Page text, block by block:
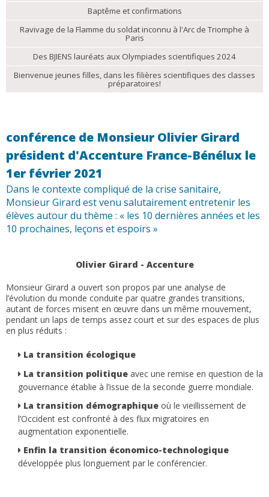
Baptême et confirmations
Ravivage de la Flamme du soldat inconnu à l'Arc de Triomphe à
Paris
Des BJIENS lauréats aux Olympiades scientifiques 2024
Bienvenue jeunes filles, dans les filières scientifiques des classes
préparatoires!
conférence de Monsieur Olivier Girard
président d'Accenture France-Bénélux le
1er février 2021
Dans le contexte compliqué de la crise sanitaire,
Monsieur Girard est venu salutairement entretenir les
élèves autour du thème : « les 10 dernières années et les
10 prochaines, leçons et espoirs »
Olivier Girard - Accenture
Monsieur Girard a ouvert son propos par une analyse de
l’évolution du monde conduite par quatre grandes transitions,
autant de forces misent en œuvre dans un même mouvement,
pendant un laps de temps assez court et sur des espaces de plus
en plus réduits :
La transition écologique
La transition politique avec une remise en question de la
gouvernance établie à l’issue de la seconde guerre mondiale.
La transition démographique où le vieillissement de
l’Occident est confronté à des flux migratoires en
augmentation exponentielle.
Enfin la transition économico-technologique
développée plus longuement par le conférencier.